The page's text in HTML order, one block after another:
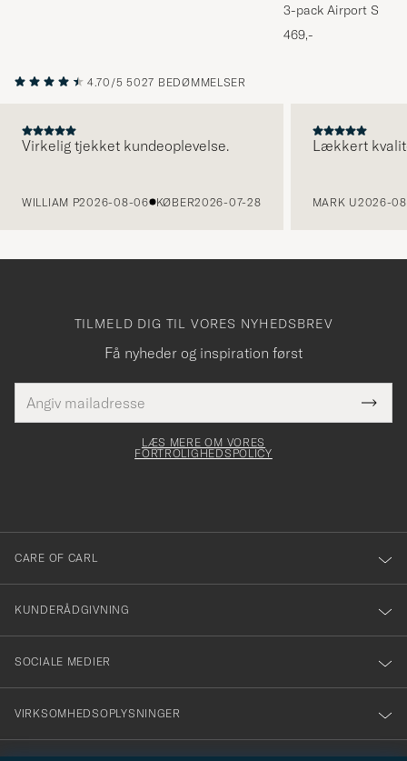
3-pack Airport
Melange
469,-
4.70/5 5027 BEDØMMELSER
Virkelig tjekket kundeoplevelse.
WILLIAM P2026-08-06 KØBER2026-07-28
Lækkert
MARK U2026-
TILMELD DIG TIL VORES NYHEDSBREV
Få nyheder og inspiration først
mailadresse
skal
Tack
för
dig
till
vårt
nyhetsbrev!
LÆS MERE OM VORES
FORTROLIGHEDSPOLICY
CARE OF CARL
KUNDERÅDGIVNING
SOCIALE MEDIER
VIRKSOMHEDSOPLYSNINGER